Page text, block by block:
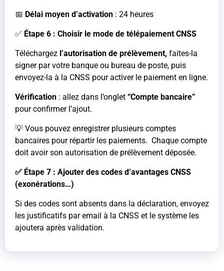
📅 Délai moyen d’activation : 24 heures
✅ Étape 6 : Choisir le mode de télépaiement CNSS
Téléchargez l’autorisation de prélèvement, faites-la
signer par votre banque ou bureau de poste, puis
envoyez-la à la CNSS pour activer le paiement en ligne.
Vérification : allez dans l’onglet “Compte bancaire”
pour confirmer l’ajout.
💡 Vous pouvez enregistrer plusieurs comptes
bancaires pour répartir les paiements. Chaque compte
doit avoir son autorisation de prélèvement déposée.
✅ Étape 7 : Ajouter des codes d’avantages CNSS
(exonérations…)
Si des codes sont absents dans la déclaration, envoyez
les justificatifs par email à la CNSS et le système les
ajoutera après validation.